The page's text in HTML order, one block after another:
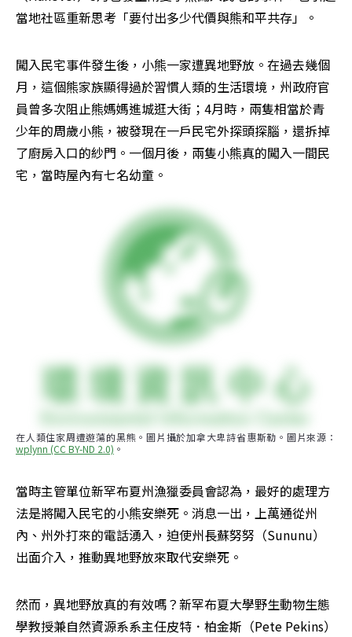
當地社區重新思考「要付出多少代價與熊和平共存」。
闖入民宅事件發生後，小熊一家遭異地野放。在過去幾個
月，這個熊家族顯得過於習慣人類的生活環境，州政府官
員曾多次阻止熊媽媽進城逛大街；4月時，兩隻相當於青
少年的周歲小熊，被發現在一戶民宅外探頭探腦，還拆掉
了廚房入口的紗門。一個月後，兩隻小熊真的闖入一間民
宅，當時屋內有七名幼童。
在人類住家周遭遊蕩的黑熊。圖片攝於加拿大卑詩省惠斯勒。圖片來源：
wplynn (CC BY-ND 2.0) 。
當時主管單位新罕布夏州漁獵委員會認為，最好的處理方
法是將闖入民宅的小熊安樂死。消息一出，上萬通從州
內、州外打來的電話湧入，迫使州長蘇努努（Sununu）
出面介入，推動異地野放來取代安樂死。
然而，異地野放真的有效嗎？新罕布夏大學野生動物生態
學教授兼自然資源系系主任皮特．柏金斯（Pete Pekins）